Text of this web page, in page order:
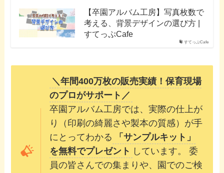
すてっぷCafe
【卒園アルバム工房】写真枚数で
考える、背景デザインの選び方 |
すてっぷCafe
＼年間400万枚の販売実績！保育現場
のプロがサポート／
卒園アルバム工房では、実際の仕上が
り（印刷の綺麗さや製本の質感）が手
にとってわかる
「サンプルキット」
を無料でプレゼント しています。 委
員の皆さんでの集まりや、園でのご検